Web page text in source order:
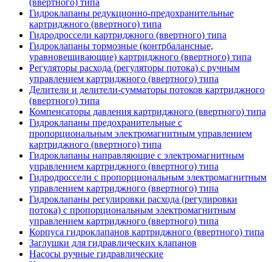
Гидроклапаны редукционно-предохранительные
картриджного (ввертного) типа
Гидродроссели картриджного (ввертного) типа
Гидроклапаны тормозные (контрбалансные,
уравновешивающие) картриджного (ввертного) типа
Регуляторы расхода (регуляторы потока) с ручным
управлением картриджного (ввертного) типа
Делители и делители-сумматоры потоков картриджного
(ввертного) типа
Компенсаторы давления картриджного (ввертного) типа
Гидроклапаны предохранительные с
пропорциональным электромагнитным управлением
картриджного (ввертного) типа
Гидроклапаны направляющие с электромагнитным
управлением картриджного (ввертного) типа
Гидродроссели с пропорциональным электромагнитным
управлением картриджного (ввертного) типа
Гидроклапаны регулировки расхода (регулировки
потока) с пропорциональным электромагнитным
управлением картриджного (ввертного) типа
Корпуса гидроклапанов картриджного (ввертного) типа
Заглушки для гидравлических клапанов
Насосы ручные гидравлические